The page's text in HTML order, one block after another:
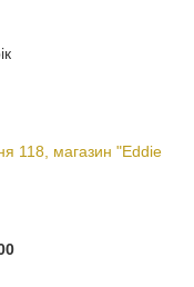
118, магазин "Eddie